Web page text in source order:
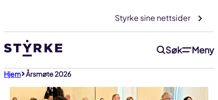
innhold
Styrke sine nettsider
Søk Meny
Hjem Årsmøte 2026